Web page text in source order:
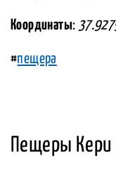
Координаты:
#пещера
Пещеры Кери